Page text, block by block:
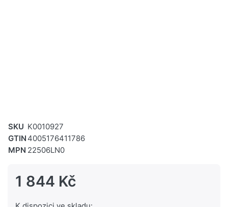
SKU K0010927
GTIN 4005176411786
MPN 22506LN0
1 844 Kč